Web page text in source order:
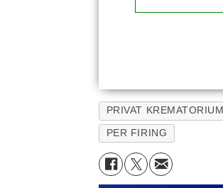
PRIVAT KREMATORIUM
PER FIRING